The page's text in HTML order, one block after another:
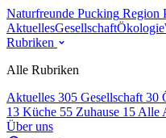
Naturfreunde Pucking Region
AktuellesGesellschaftÖkologie
Rubriken
Alle Rubriken
Aktuelles 305 Gesellschaft 30
13 Küche 55 Zuhause 15 Alle
Über uns